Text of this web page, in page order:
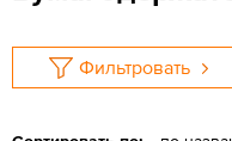
Фильтровать